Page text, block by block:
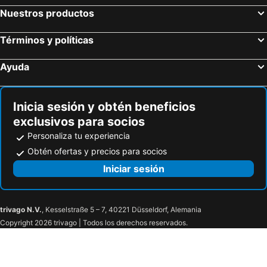
Carpignano Salentino, hotels with parking
Gagliano del Capo, hotels with parking
Santa Maria al Bagno, hotels with parking
Calimera, hotels with parking
Nuestros productos
Términos y políticas
Ayuda
Inicia sesión y obtén beneficios
exclusivos para socios
Personaliza tu experiencia
Obtén ofertas y precios para socios
Iniciar sesión
trivago N.V., Kesselstraße 5 – 7, 40221 Düsseldorf, Alemania
Copyright 2026 trivago | Todos los derechos reservados.